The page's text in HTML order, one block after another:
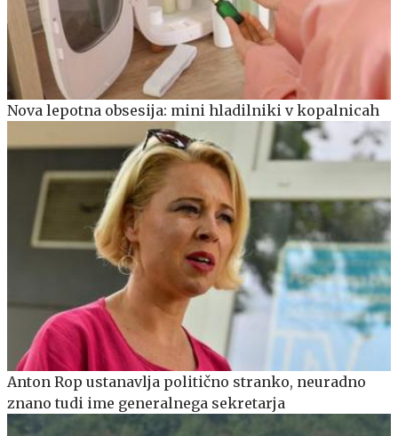
Nova lepotna obsesija: mini hladilniki v kopalnicah
Anton Rop ustanavlja politično stranko, neuradno
znano tudi ime generalnega sekretarja